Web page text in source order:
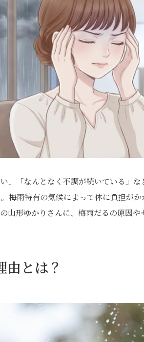
」「なんとなく不調が続いている」
梅雨特有の気候によって体に負担が
山形ゆかりさんに、梅雨だるの原因や
由とは？